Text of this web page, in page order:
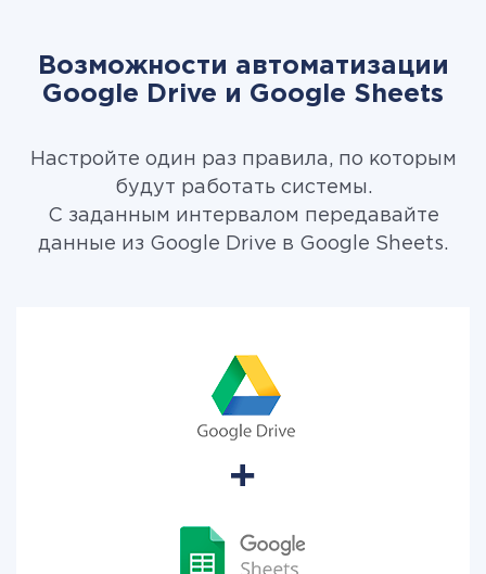
Возможности автоматизации
Google Drive и Google Sheets
Настройте один раз правила, по которым
будут работать системы.
С заданным интервалом передавайте
данные из Google Drive в Google Sheets.